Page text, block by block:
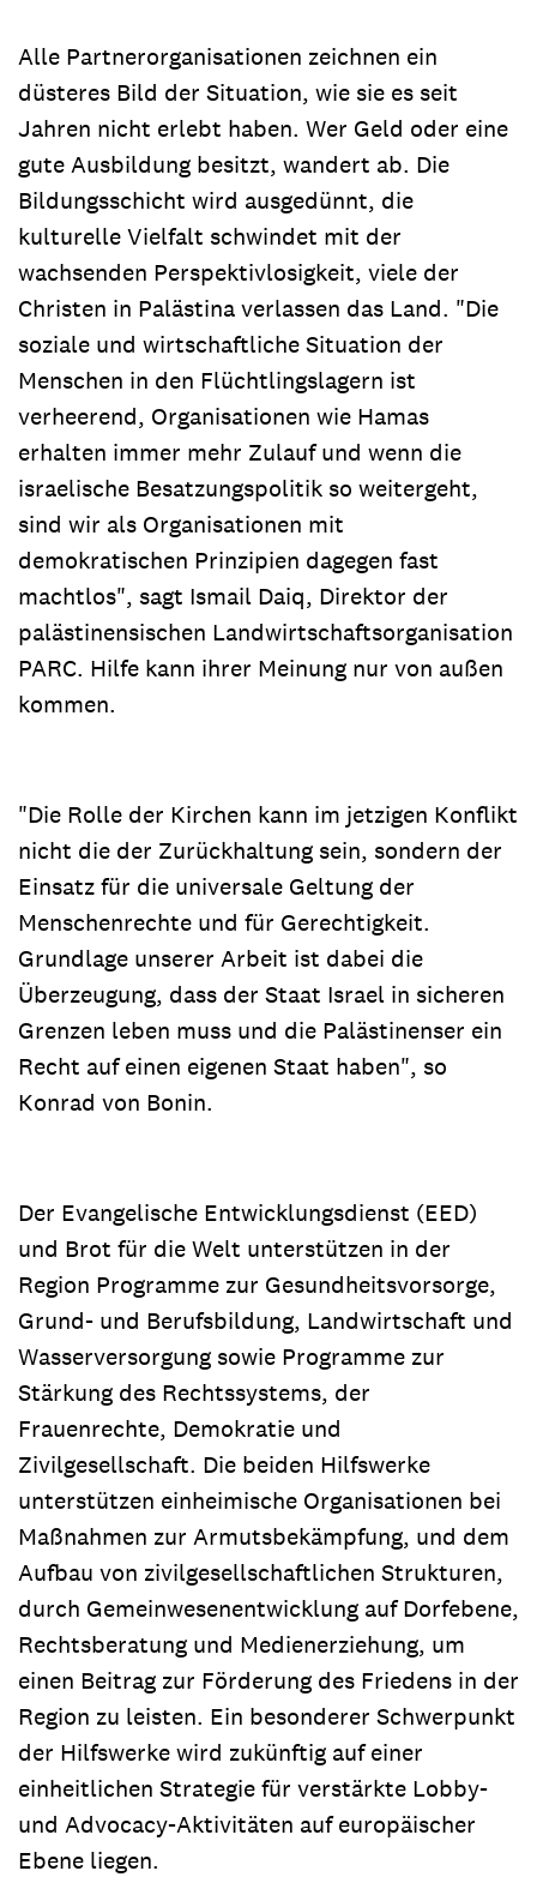
Alle Partnerorganisationen zeichnen ein
düsteres Bild der Situation, wie sie es seit
Jahren nicht erlebt haben. Wer Geld oder eine
gute Ausbildung besitzt, wandert ab. Die
Bildungsschicht wird ausgedünnt, die
kulturelle Vielfalt schwindet mit der
wachsenden Perspektivlosigkeit, viele der
Christen in Palästina verlassen das Land. "Die
soziale und wirtschaftliche Situation der
Menschen in den Flüchtlingslagern ist
verheerend, Organisationen wie Hamas
erhalten immer mehr Zulauf und wenn die
israelische Besatzungspolitik so weitergeht,
sind wir als Organisationen mit
demokratischen Prinzipien dagegen fast
machtlos", sagt Ismail Daiq, Direktor der
palästinensischen Landwirtschaftsorganisation
PARC. Hilfe kann ihrer Meinung nur von außen
kommen.
"Die Rolle der Kirchen kann im jetzigen Konflikt
nicht die der Zurückhaltung sein, sondern der
Einsatz für die universale Geltung der
Menschenrechte und für Gerechtigkeit.
Grundlage unserer Arbeit ist dabei die
Überzeugung, dass der Staat Israel in sicheren
Grenzen leben muss und die Palästinenser ein
Recht auf einen eigenen Staat haben", so
Konrad von Bonin.
Der Evangelische Entwicklungsdienst (EED)
und Brot für die Welt unterstützen in der
Region Programme zur Gesundheitsvorsorge,
Grund- und Berufsbildung, Landwirtschaft und
Wasserversorgung sowie Programme zur
Stärkung des Rechtssystems, der
Frauenrechte, Demokratie und
Zivilgesellschaft. Die beiden Hilfswerke
unterstützen einheimische Organisationen bei
Maßnahmen zur Armutsbekämpfung, und dem
Aufbau von zivilgesellschaftlichen Strukturen,
durch Gemeinwesenentwicklung auf Dorfebene,
Rechtsberatung und Medienerziehung, um
einen Beitrag zur Förderung des Friedens in der
Region zu leisten. Ein besonderer Schwerpunkt
der Hilfswerke wird zukünftig auf einer
einheitlichen Strategie für verstärkte Lobby-
und Advocacy-Aktivitäten auf europäischer
Ebene liegen.